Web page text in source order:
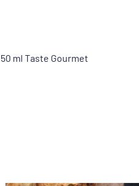
ml Taste Gourmet